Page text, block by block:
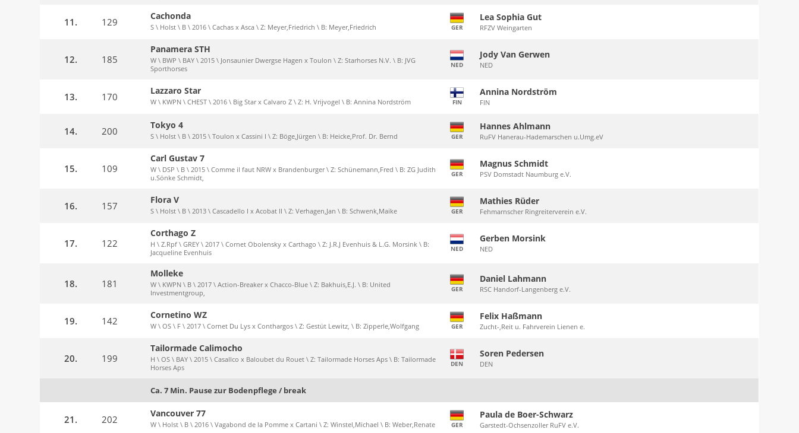
11. 129
Cachonda
S \ Holst \ B \ 2016 \ Cachas x Asca \ Z: Meyer,Friedrich \ B: Meyer,Friedrich GER
Lea Sophia Gut
RFZV Weingarten
12. 185
Panamera STH
W \ BWP \ BAY \ 2015 \ Jonsaunier Dwergse Hagen x Toulon \ Z: Starhorses N.V. \ B: JVG
Sporthorses
NED
Jody Van Gerwen
NED
13. 170
Lazzaro Star
W \ KWPN \ CHEST \ 2016 \ Big Star x Calvaro Z \ Z: H. Vrijvogel \ B: Annina Nordström FIN
Annina Nordström
FIN
14. 200
Tokyo 4
S \ Holst \ B \ 2015 \ Toulon x Cassini I \ Z: Böge,Jürgen \ B: Heicke,Prof. Dr. Bernd GER
Hannes Ahlmann
RuFV Hanerau-Hademarschen u.Umg.eV
15. 109
Carl Gustav 7
W \ DSP \ B \ 2015 \ Comme il faut NRW x Brandenburger \ Z: Schünemann,Fred \ B: ZG Judith
u.Sönke Schmidt,
GER
Magnus Schmidt
PSV Domstadt Naumburg e.V.
16. 157
Flora V
S \ Holst \ B \ 2013 \ Cascadello I x Acobat II \ Z: Verhagen,Jan \ B: Schwenk,Maike GER
Mathies Rüder
Fehmarnscher Ringreiterverein e.V.
17. 122
Corthago Z
H \ Z.Rpf \ GREY \ 2017 \ Cornet Obolensky x Carthago \ Z: J.R.J Evenhuis & L.G. Morsink \ B:
Jacqueline Evenhuis
NED
Gerben Morsink
NED
18. 181
Molleke
W \ KWPN \ B \ 2017 \ Action-Breaker x Chacco-Blue \ Z: Bakhuis,E.J. \ B: United
Investmentgroup,
GER
Daniel Lahmann
RSC Handorf-Langenberg e.V.
19. 142
Cornetino WZ
W \ OS \ F \ 2017 \ Cornet Du Lys x Conthargos \ Z: Gestüt Lewitz, \ B: Zipperle,Wolfgang GER
Felix Haßmann
Zucht-,Reit u. Fahrverein Lienen e.
20. 199
Tailormade Calimocho
H \ OS \ BAY \ 2015 \ Casallco x Baloubet du Rouet \ Z: Tailormade Horses Aps \ B: Tailormade
Horses Aps
DEN
Soren Pedersen
DEN
Ca. 7 Min. Pause zur Bodenpflege / break
21. 202
Vancouver 77
W \ Holst \ B \ 2016 \ Vagabond de la Pomme x Cartani \ Z: Winstel,Michael \ B: Weber,Renate GER
Paula de Boer-Schwarz
Garstedt-Ochsenzoller RuFV e.V.